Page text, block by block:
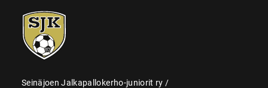
SJK-
juniorit
Seinäjoen Jalkapallokerho-juniorit ry /